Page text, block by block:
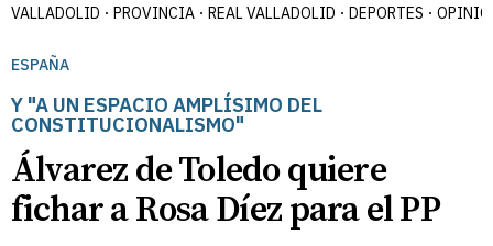
VALLADOLID PROVINCIA REAL VALLADOLID DEPORTES
ESPAÑA
Y "A UN ESPACIO AMPLÍSIMO DEL
CONSTITUCIONALISMO"
Álvarez de Toledo quiere
fichar a Rosa Díez para el PP